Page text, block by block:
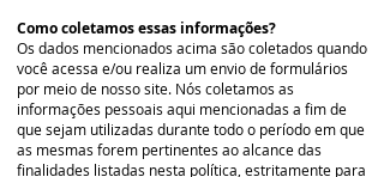
Como coletamos essas informações?
Os dados mencionados acima são coletados quando
você acessa e/ou realiza um envio de formulários
por meio de nosso site. Nós coletamos as
informações pessoais aqui mencionadas a fim de
que sejam utilizadas durante todo o período em que
as mesmas forem pertinentes ao alcance das
finalidades listadas nesta política, estritamente para